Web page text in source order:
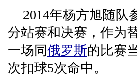
2014年杨方旭随队
分站赛和决赛，作为
一场同俄罗斯的比赛
次扣球5次命中。